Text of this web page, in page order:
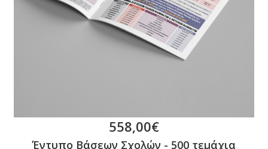
558,00€
Έντυπο Βάσεων Σχολών - 500 τεμάχια